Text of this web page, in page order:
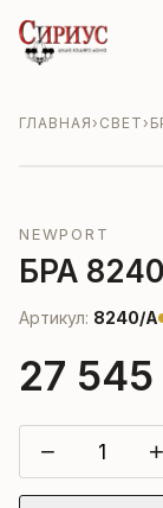
ГЛАВНАЯ› СВЕТ›
NEWPORT
БРА
Артикул: 8240/A
27
− +